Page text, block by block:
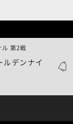
ルデンナイ
第2戦